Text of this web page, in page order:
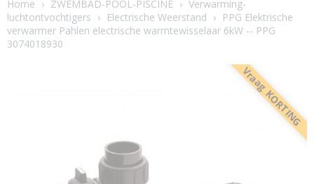
Home › ZWEMBAD-POOL-PISCINE › Verwarming-
luchtontvochtigers › Electrische Weerstand › PPG Elektrische
verwarmer Pahlen electrische warmtewisselaar 6kW -- PPG
3074018930
Vraag KORTING